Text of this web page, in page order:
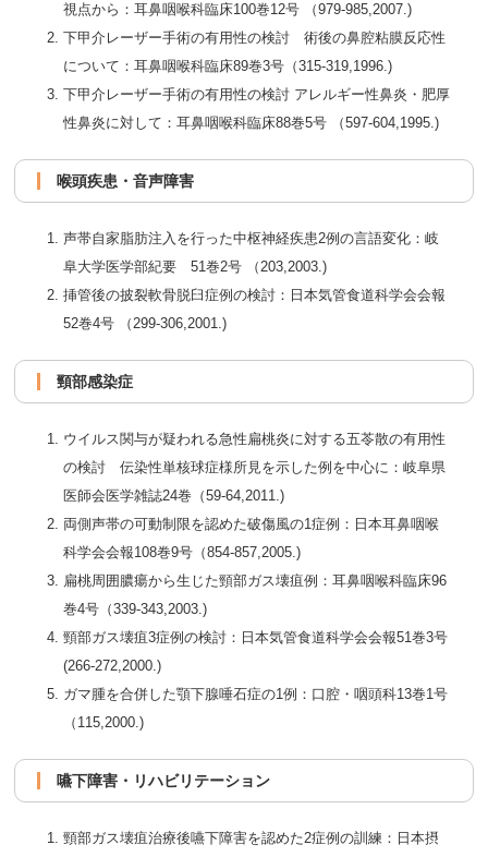
視点から：耳鼻咽喉科臨床100巻12号 （979-985,2007.)
下甲介レーザー手術の有用性の検討 術後の鼻腔粘膜反応性
について：耳鼻咽喉科臨床89巻3号（315-319,1996.)
下甲介レーザー手術の有用性の検討 アレルギー性鼻炎・肥厚
性鼻炎に対して：耳鼻咽喉科臨床88巻5号 （597-604,1995.)
喉頭疾患・音声障害
声帯自家脂肪注入を行った中枢神経疾患2例の言語変化：岐
阜大学医学部紀要 51巻2号 （203,2003.)
挿管後の披裂軟骨脱臼症例の検討：日本気管食道科学会会報
52巻4号 （299-306,2001.)
頸部感染症
ウイルス関与が疑われる急性扁桃炎に対する五苓散の有用性
の検討 伝染性単核球症様所見を示した例を中心に：岐阜県
医師会医学雑誌24巻（59-64,2011.)
両側声帯の可動制限を認めた破傷風の1症例：日本耳鼻咽喉
科学会会報108巻9号（854-857,2005.)
扁桃周囲膿瘍から生じた頸部ガス壊疽例：耳鼻咽喉科臨床96
巻4号（339-343,2003.)
頸部ガス壊疽3症例の検討：日本気管食道科学会会報51巻3号
(266-272,2000.)
ガマ腫を合併した顎下腺唾石症の1例：口腔・咽頭科13巻1号
（115,2000.)
嚥下障害・リハビリテーション
頸部ガス壊疽治療後嚥下障害を認めた2症例の訓練：日本摂